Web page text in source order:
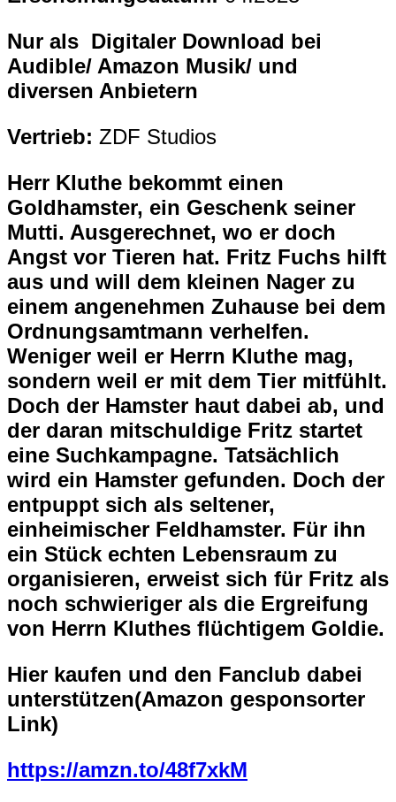
Nur als Digitaler Download bei
Audible/ Amazon Musik/ und
diversen Anbietern
Vertrieb: ZDF Studios
Herr Kluthe bekommt einen
Goldhamster, ein Geschenk seiner
Mutti. Ausgerechnet, wo er doch
Angst vor Tieren hat. Fritz Fuchs hilft
aus und will dem kleinen Nager zu
einem angenehmen Zuhause bei dem
Ordnungsamtmann verhelfen.
Weniger weil er Herrn Kluthe mag,
sondern weil er mit dem Tier mitfühlt.
Doch der Hamster haut dabei ab, und
der daran mitschuldige Fritz startet
eine Suchkampagne. Tatsächlich
wird ein Hamster gefunden. Doch der
entpuppt sich als seltener,
einheimischer Feldhamster. Für ihn
ein Stück echten Lebensraum zu
organisieren, erweist sich für Fritz als
noch schwieriger als die Ergreifung
von Herrn Kluthes flüchtigem Goldie.
Hier kaufen und den Fanclub dabei
unterstützen(Amazon gesponsorter
Link)
https://amzn.to/48f7xkM